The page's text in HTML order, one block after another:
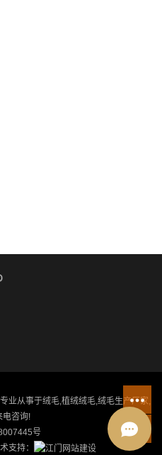
业从事于绒毛,植绒绒毛,绒毛生产厂家,
电咨询!
号
支持：